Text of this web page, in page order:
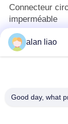
Connecteur
imperméable
Connecteur
alan liao
Good day, what